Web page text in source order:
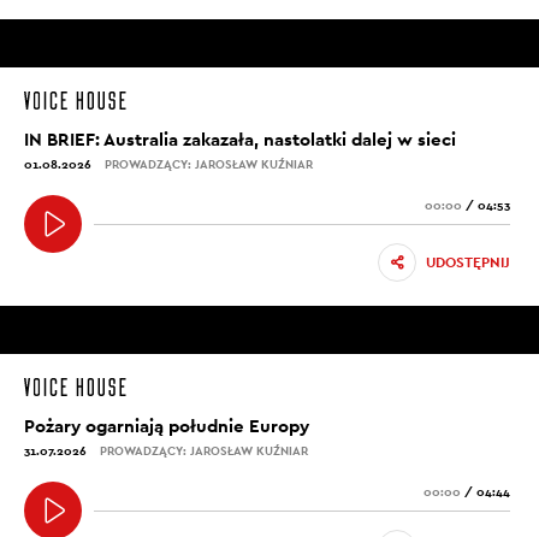
IN BRIEF: Australia zakazała, nastolatki dalej w sieci
01.08.2026 PROWADZĄCY: JAROSŁAW KUŹNIAR
00:00 / 04:53
UDOSTĘPNIJ
Pożary ogarniają południe Europy
31.07.2026 PROWADZĄCY: JAROSŁAW KUŹNIAR
00:00 / 04:44